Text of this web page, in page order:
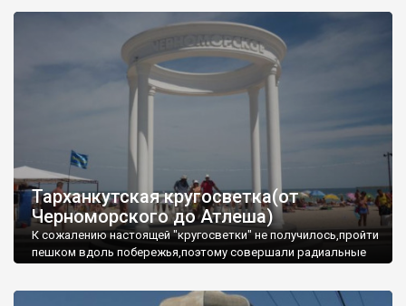
Тарханкутская кругосветка(от
Черноморского до Атлеша)
К сожалению настоящей "кругосветки" не получилось,пройти
пешком вдоль побережья,поэтому совершали радиальные